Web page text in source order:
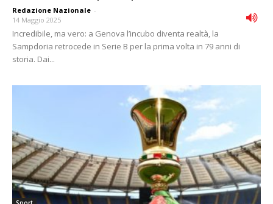
Redazione Nazionale -
14 Maggio 2025
Incredibile, ma vero: a Genova l’incubo diventa realtà, la
Sampdoria retrocede in Serie B per la prima volta in 79 anni di
storia. Dai...